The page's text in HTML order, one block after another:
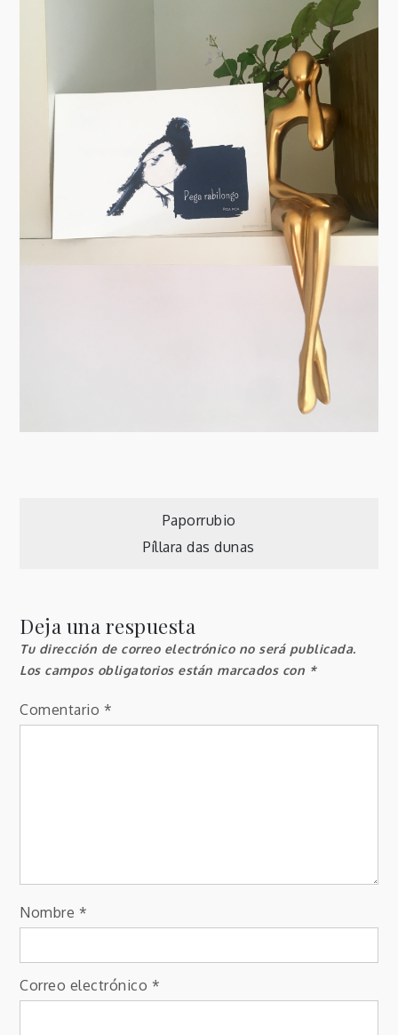
Navegación
entradas
Paporrubio
Píllara das dunas
Deja una respuesta
Tu dirección de correo electrónico no será publicada.
Los campos obligatorios están marcados con *
Comentario *
Nombre *
Correo electrónico *